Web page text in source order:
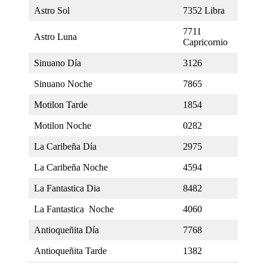
Astro Sol 7352 Libra
Astro Luna
7711
Capricornio
Sinuano Día 3126
Sinuano Noche 7865
Motilon Tarde 1854
Motilon Noche 0282
La Caribeña Día 2975
La Caribeña Noche 4594
La Fantastica Dia 8482
La Fantastica Noche 4060
Antioqueñita Día 7768
Antioqueñita Tarde 1382